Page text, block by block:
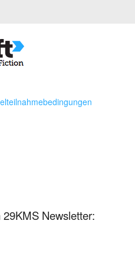
Newsletter: